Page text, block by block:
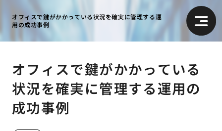
オフィスで鍵がかかっている状況を確実に管理する運
用の成功事例
オフィスで鍵がかかっている
状況を確実に管理する運用の
成功事例